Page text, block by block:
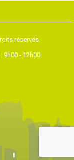
réservés.
9h00 - 12h00